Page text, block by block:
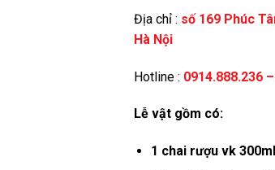
Địa chỉ : số 169 Phúc
Hà Nội
Hotline : 0914.888.236
Lễ vật gồm có:
1 chai rượu vk 300ml